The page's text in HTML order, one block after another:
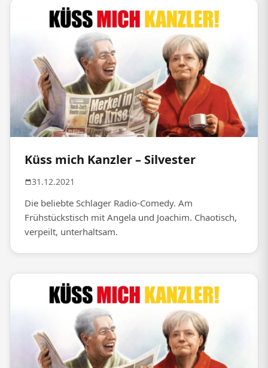
Küss mich Kanzler – Silvester
31.12.2021
Die beliebte Schlager Radio-Comedy. Am
Frühstückstisch mit Angela und Joachim. Chaotisch,
verpeilt, unterhaltsam.